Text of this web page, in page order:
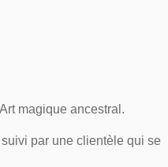
magique ancestral.
par une clientèle qui se